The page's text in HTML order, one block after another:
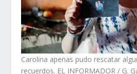
Carolina apenas pudo rescatar
recuerdos. EL INFORMADOR / G.